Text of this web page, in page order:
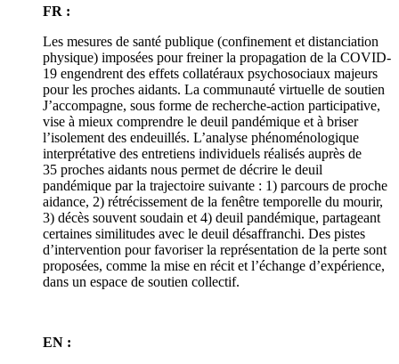
FR :
Les mesures de santé publique (confinement et distanciation
physique) imposées pour freiner la propagation de la COVID-
19 engendrent des effets collatéraux psychosociaux majeurs
pour les proches aidants. La communauté virtuelle de soutien
J’accompagne, sous forme de recherche-action participative,
vise à mieux comprendre le deuil pandémique et à briser
l’isolement des endeuillés. L’analyse phénoménologique
interprétative des entretiens individuels réalisés auprès de
35 proches aidants nous permet de décrire le deuil
pandémique par la trajectoire suivante : 1) parcours de proche
aidance, 2) rétrécissement de la fenêtre temporelle du mourir,
3) décès souvent soudain et 4) deuil pandémique, partageant
certaines similitudes avec le deuil désaffranchi. Des pistes
d’intervention pour favoriser la représentation de la perte sont
proposées, comme la mise en récit et l’échange d’expérience,
dans un espace de soutien collectif.
EN :